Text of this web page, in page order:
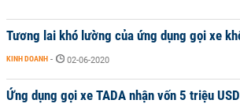
Tương lai khó lường của ứng dụng gọi xe
KINH DOANH - 02-06-2020
Ứng dụng gọi xe TADA nhận vốn 5 triệu